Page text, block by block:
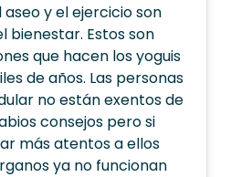
aseo y el ejercicio son
bienestar. Estos son
que hacen los yoguis
de años. Las personas
no están exentos de
consejos pero si
más atentos a ellos
ya no funcionan